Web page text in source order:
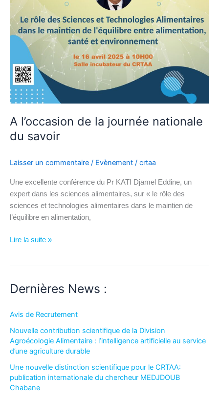
A l’occasion de la journée nationale
du savoir
Laisser un commentaire / Evènement / crtaa
Une excellente conférence du Pr KATI Djamel Eddine, un
expert dans les sciences alimentaires, sur « le rôle des
sciences et technologies alimentaires dans le maintien de
l’équilibre en alimentation,
Lire la suite »
Dernières News :
Avis de Recrutement
Nouvelle contribution scientifique de la Division
Agroécologie Alimentaire : l’intelligence artificielle au service
d’une agriculture durable
Une nouvelle distinction scientifique pour le CRTAA:
publication internationale du chercheur MEDJDOUB
Chabane